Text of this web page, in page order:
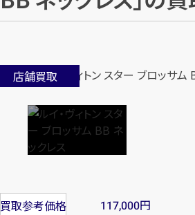
店舗買取
買取参考価格 117,000円